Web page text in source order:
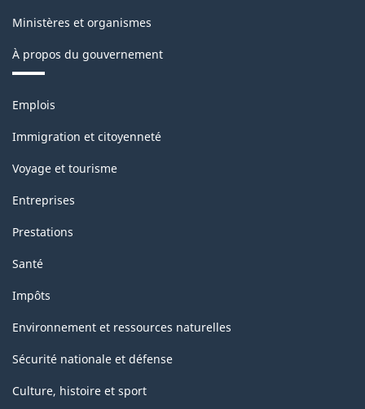
classification
Ministères et organismes
À propos du gouvernement
Thèmes
sujets
Emplois
Immigration et citoyenneté
Voyage et tourisme
Entreprises
Prestations
Santé
Impôts
Environnement et ressources naturelles
Sécurité nationale et défense
Culture, histoire et sport